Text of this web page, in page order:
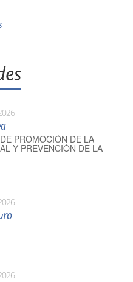
PROMOCIÓN DE LA
Y PREVENCIÓN DE LA